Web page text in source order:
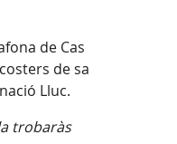
de Cas
de sa
Lluc.
trobaràs